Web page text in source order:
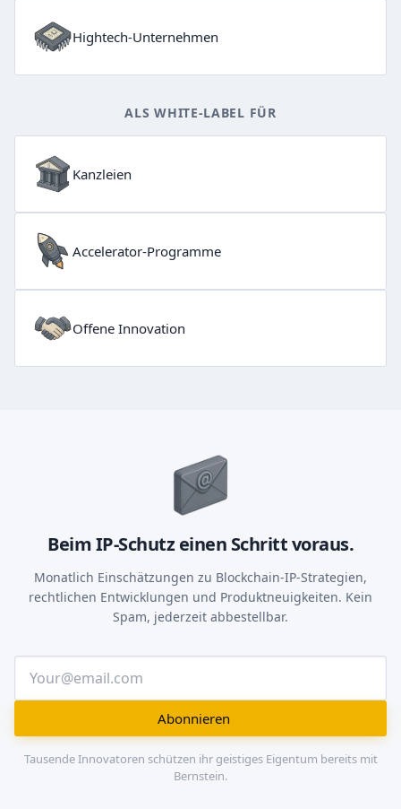
Hightech-Unternehmen
ALS WHITE-LABEL FÜR
Kanzleien
Accelerator-Programme
Offene Innovation
Beim IP-Schutz einen Schritt voraus.
Monatlich Einschätzungen zu Blockchain-IP-Strategien,
rechtlichen Entwicklungen und Produktneuigkeiten. Kein
Spam, jederzeit abbestellbar.
Abonnieren
Tausende Innovatoren schützen ihr geistiges Eigentum bereits mit
Bernstein.